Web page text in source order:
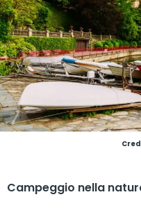
Campeggio nella